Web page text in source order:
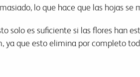
lo que hace que las hojas se
solo es suficiente si las flores han
ya que esto elimina por completo